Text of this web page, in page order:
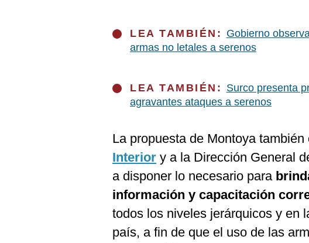
LEA TAMBIÉN: Gobierno
armas no letales a serenos
LEA TAMBIÉN: Surco presenta
agravantes ataques a serenos
La propuesta de Montoya también
Interior y a la Dirección General
a disponer lo necesario para
información y capacitación
todos los niveles jerárquicos y en
país, a fin de que el uso de las